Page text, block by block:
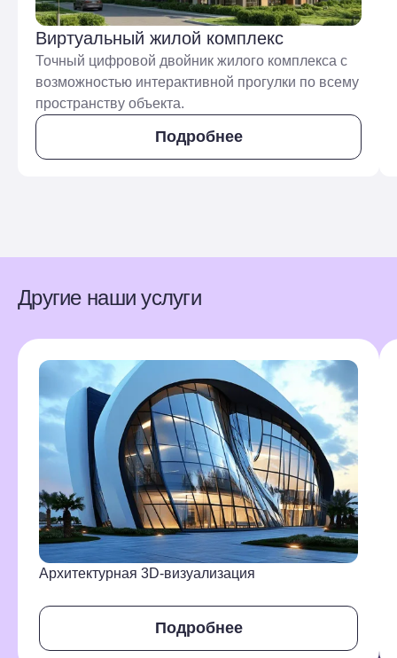
Виртуальный жилой комплекс
Точный цифровой двойник жилого комплекса с
возможностью интерактивной прогулки по всему
пространству объекта.
Подробнее
Другие наши услуги
Архитектурная 3D-визуализация
Подробнее